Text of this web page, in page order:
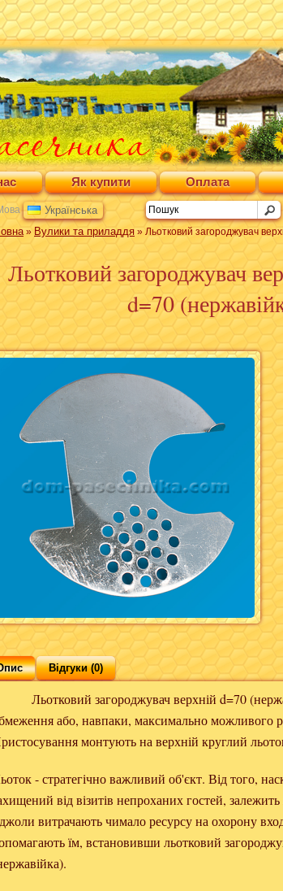
Українська
Як купити Оплата
» Вулики та приладдя » Льотковий загороджувач
Льотковий загороджувач
d=70
Відгуки (0)
Льотковий загороджувач верхній d=70
або, навпаки, максимально можливого
монтують на верхній круглий
- стратегічно важливий об'єкт. Від того,
від візитів непроханих гостей, залежить
витрачають чимало ресурсу на охорону
їм, встановивши льотковий